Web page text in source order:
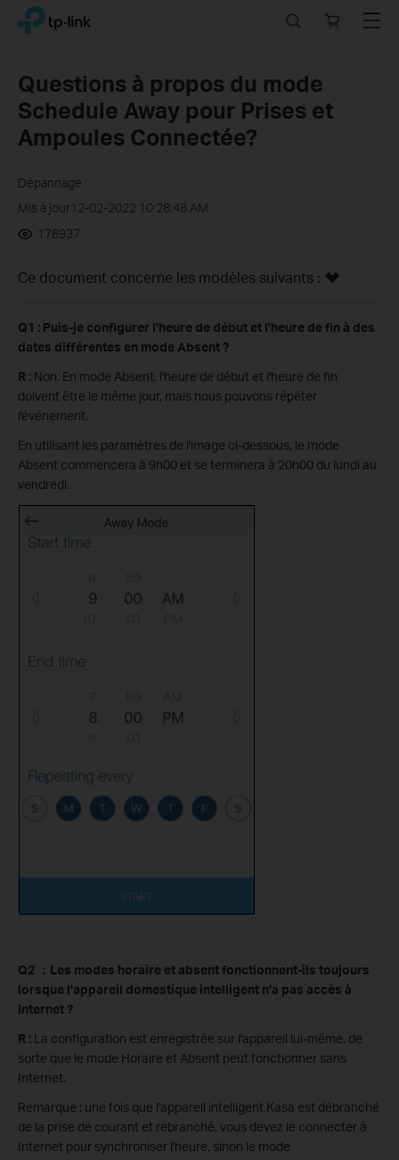
Click
navigation
TP-Link, Reliably Smart
store
Menu
Questions à propos du mode
Schedule Away pour Prises et
Ampoules Connectée?
Dépannage
Mis à jour12-02-2022 10:28:48 AM
178937
Ce document concerne les modèles suivants :
Q1 : Puis-je configurer l'heure de début et l'heure de fin à des
dates différentes en mode Absent ?
R : Non. En mode Absent, l'heure de début et l'heure de fin
doivent être le même jour, mais nous pouvons répéter
l'événement.
En utilisant les paramètres de l'image ci-dessous, le mode
Absent commencera à 9h00 et se terminera à 20h00 du lundi au
vendredi.
Q2 ： Les modes horaire et absent fonctionnent-ils toujours
lorsque l'appareil domestique intelligent n'a pas accès à
Internet ?
R : La configuration est enregistrée sur l'appareil lui-même, de
sorte que le mode Horaire et Absent peut fonctionner sans
Internet.
Remarque : une fois que l'appareil intelligent Kasa est débranché
de la prise de courant et rebranché, vous devez le connecter à
Internet pour synchroniser l'heure, sinon le mode